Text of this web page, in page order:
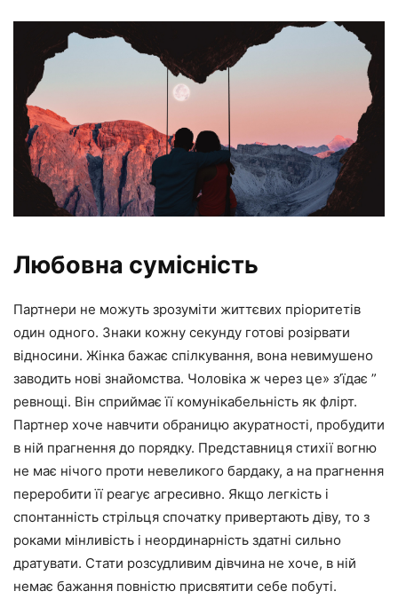
Любовна сумісність
Партнери не можуть зрозуміти життєвих пріоритетів
один одного. Знаки кожну секунду готові розірвати
відносини. Жінка бажає спілкування, вона невимушено
заводить нові знайомства. Чоловіка ж через це» з’їдає ”
ревнощі. Він сприймає її комунікабельність як флірт.
Партнер хоче навчити обраницю акуратності, пробудити
в ній прагнення до порядку. Представниця стихії вогню
не має нічого проти невеликого бардаку, а на прагнення
переробити її реагує агресивно. Якщо легкість і
спонтанність стрільця спочатку привертають діву, то з
роками мінливість і неординарність здатні сильно
дратувати. Стати розсудливим дівчина не хоче, в ній
немає бажання повністю присвятити себе побуті.